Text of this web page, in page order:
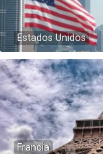
Estados Unidos
Francia